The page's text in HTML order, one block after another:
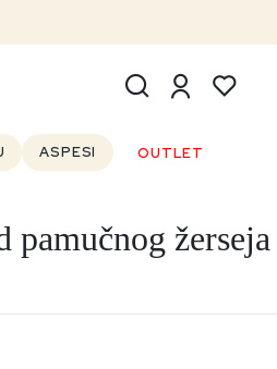
ASPESI OUTLET
pamučnog žerseja